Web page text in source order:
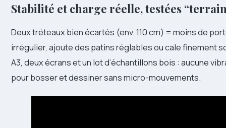
Stabilité et charge réelle, testées
Deux tréteaux bien écartés (env. 110 cm) = moins de
irrégulier, ajoute des patins réglables ou cale finement
A3, deux écrans et un lot d’échantillons bois : aucune
pour bosser et dessiner sans micro-mouvements.